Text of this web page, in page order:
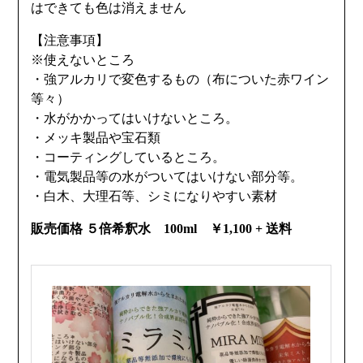
はできても色は消えません
【注意事項】
※使えないところ
・強アルカリで変色するもの（布についた赤ワイン
等々）
・水がかかってはいけないところ。
・メッキ製品や宝石類
・コーティングしているところ。
・電気製品等の水がついてはいけない部分等。
・白木、大理石等、シミになりやすい素材
販売価格 ５倍希釈水 100ml ￥1,100 + 送料